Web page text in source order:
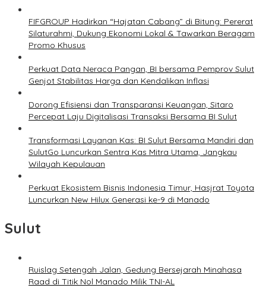
FIFGROUP Hadirkan “Hajatan Cabang” di Bitung: Pererat
Silaturahmi, Dukung Ekonomi Lokal & Tawarkan Beragam
Promo Khusus
Perkuat Data Neraca Pangan, BI bersama Pemprov Sulut
Genjot Stabilitas Harga dan Kendalikan Inflasi
Dorong Efisiensi dan Transparansi Keuangan, Sitaro
Percepat Laju Digitalisasi Transaksi Bersama BI Sulut
Transformasi Layanan Kas: BI Sulut Bersama Mandiri dan
SulutGo Luncurkan Sentra Kas Mitra Utama, Jangkau
Wilayah Kepulauan
Perkuat Ekosistem Bisnis Indonesia Timur, Hasjrat Toyota
Luncurkan New Hilux Generasi ke-9 di Manado
Sulut
Ruislag Setengah Jalan, Gedung Bersejarah Minahasa
Raad di Titik Nol Manado Milik TNI-AL